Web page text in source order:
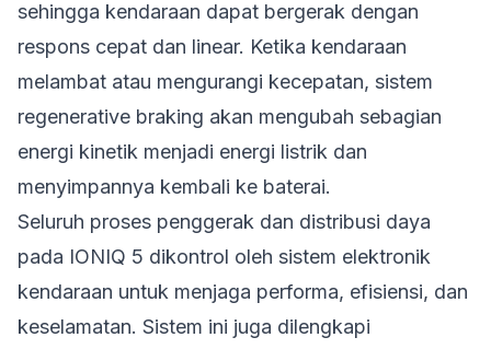
sehingga kendaraan dapat bergerak dengan
respons cepat dan linear. Ketika kendaraan
melambat atau mengurangi kecepatan, sistem
regenerative braking akan mengubah sebagian
energi kinetik menjadi energi listrik dan
menyimpannya kembali ke baterai.
Seluruh proses penggerak dan distribusi daya
pada IONIQ 5 dikontrol oleh sistem elektronik
kendaraan untuk menjaga performa, efisiensi, dan
keselamatan. Sistem ini juga dilengkapi